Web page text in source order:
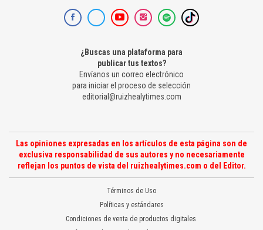
¿Buscas una plataforma para
publicar tus textos?
Envíanos un correo electrónico
para iniciar el proceso de selección
editorial@ruizhealytimes.com
Las opiniones expresadas en los artículos de esta página son de
exclusiva responsabilidad de sus autores y no necesariamente
reflejan los puntos de vista del ruizhealytimes.com o del Editor.
Términos de Uso
Políticas y estándares
Condiciones de venta de productos digitales